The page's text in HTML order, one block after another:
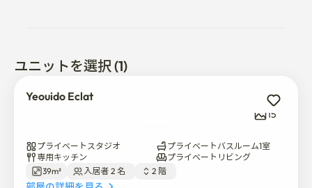
ユニットを選択 (1)
Yeouido Eclat
15
プライベートスタジオ
プライベートバスルーム1室
専用キッチン
プライベートリビング
39m²
入居者 2 名 2 階